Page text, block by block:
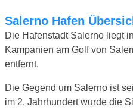
Salerno Hafen
Die Hafenstadt Salerno liegt
Kampanien am Golf von
entfernt.
Die Gegend um Salerno ist
im 2. Jahrhundert wurde die